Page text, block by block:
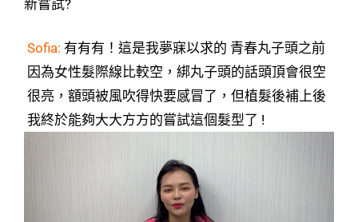
新嘗試?
Sofia: 有有有！這是我夢寐以求的 青春丸子頭之前
因為女性髮際線比較空，綁丸子頭的話頭頂會很空
很亮，額頭被風吹得快要感冒了，但植髮後補上後
我終於能夠大大方方的嘗試這個髮型了 !